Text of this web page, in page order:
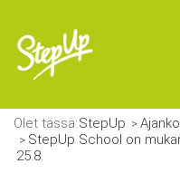
Olet tässä:StepUp
StepUp School on
25.8.